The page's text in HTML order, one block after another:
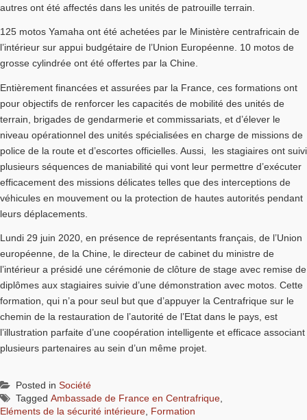
autres ont été affectés dans les unités de patrouille terrain.
125 motos Yamaha ont été achetées par le Ministère centrafricain de
l’intérieur sur appui budgétaire de l’Union Européenne. 10 motos de
grosse cylindrée ont été offertes par la Chine.
Entièrement financées et assurées par la France, ces formations ont
pour objectifs de renforcer les capacités de mobilité des unités de
terrain, brigades de gendarmerie et commissariats, et d’élever le
niveau opérationnel des unités spécialisées en charge de missions de
police de la route et d’escortes officielles. Aussi, les stagiaires ont suivi
plusieurs séquences de maniabilité qui vont leur permettre d’exécuter
efficacement des missions délicates telles que des interceptions de
véhicules en mouvement ou la protection de hautes autorités pendant
leurs déplacements.
Lundi 29 juin 2020, en présence de représentants français, de l’Union
européenne, de la Chine, le directeur de cabinet du ministre de
l’intérieur a présidé une cérémonie de clôture de stage avec remise de
diplômes aux stagiaires suivie d’une démonstration avec motos. Cette
formation, qui n’a pour seul but que d’appuyer la Centrafrique sur le
chemin de la restauration de l’autorité de l’Etat dans le pays, est
l’illustration parfaite d’une coopération intelligente et efficace associant
plusieurs partenaires au sein d’un même projet.
Posted in Société
Tagged Ambassade de France en Centrafrique
Eléments de la sécurité intérieure Formation